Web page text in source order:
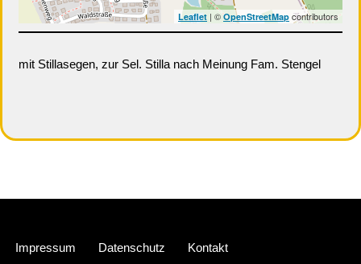
Leaflet | ©OpenStreetMap contributors
mit Stillasegen, zur Sel. Stilla nach Meinung Fam. Stengel
Impressum Datenschutz Kontakt